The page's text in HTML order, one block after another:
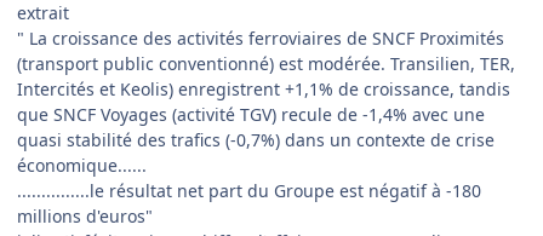
extrait
" La croissance des activités ferroviaires de SNCF Proximités
(transport public conventionné) est modérée. Transilien, TER,
Intercités et Keolis) enregistrent +1,1% de croissance, tandis
que SNCF Voyages (activité TGV) recule de -1,4% avec une
quasi stabilité des trafics (-0,7%) dans un contexte de crise
économique......
...............le résultat net part du Groupe est négatif à -180
millions d'euros"